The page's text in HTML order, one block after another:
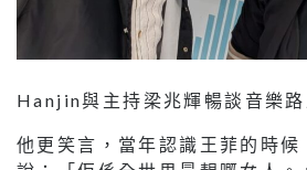
Hanjin與主持梁兆輝暢談音樂路
他更笑言，當年認識王菲的時候